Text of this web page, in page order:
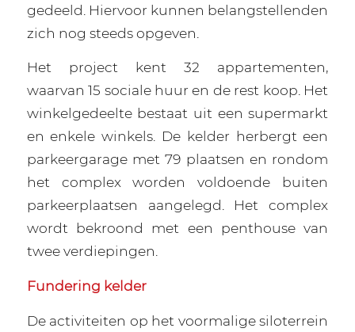
gedeeld. Hiervoor kunnen belangstellenden
zich nog steeds opgeven.
Het project kent 32 appartementen,
waarvan 15 sociale huur en de rest koop. Het
winkelgedeelte bestaat uit een supermarkt
en enkele winkels. De kelder herbergt een
parkeergarage met 79 plaatsen en rondom
het complex worden voldoende buiten
parkeerplaatsen aangelegd. Het complex
wordt bekroond met een penthouse van
twee verdiepingen.
Fundering kelder
De activiteiten op het voormalige siloterrein